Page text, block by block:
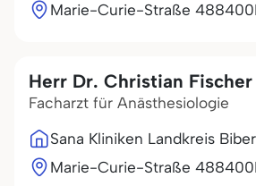
Marie-Curie-Straße 488400
Herr Dr. Christian Fischer
Facharzt für Anästhesiologie
Sana Kliniken Landkreis
Marie-Curie-Straße 488400